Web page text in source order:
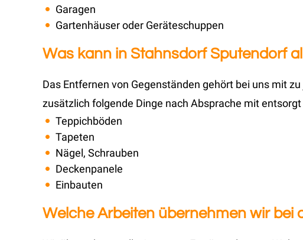
Garagen
Gartenhäuser oder Geräteschuppen
Was kann in Stahnsdorf Sputendorf
Das Entfernen von Gegenständen gehört bei uns mit
zusätzlich folgende Dinge nach Absprache mit
Teppichböden
Tapeten
Nägel, Schrauben
Deckenpanele
Einbauten
Welche Arbeiten übernehmen wir